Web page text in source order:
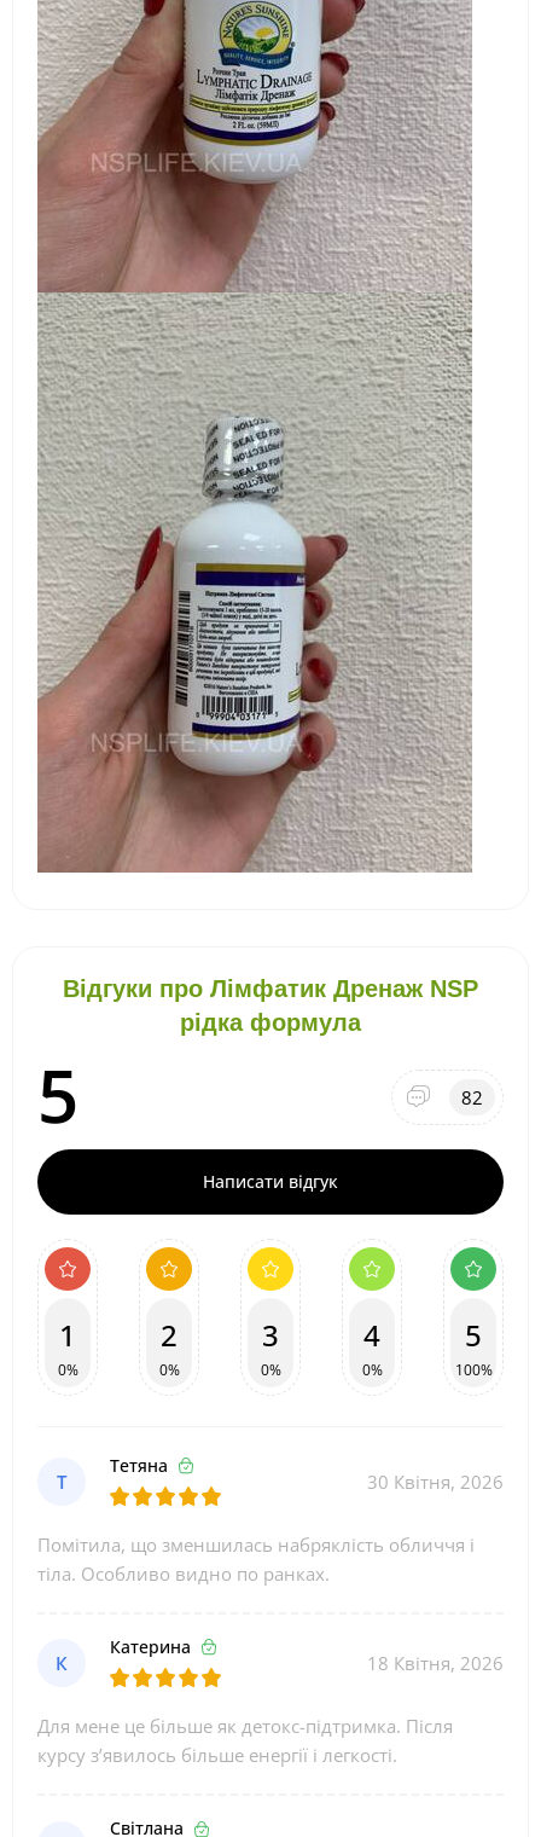
Відгуки про Лімфатик Дренаж NSP
рідка формула
5 82
Написати відгук
1
0%
2
0%
3
0%
4
0%
5
100%
Т
Тетяна
30 Квітня, 2026
Помітила, що зменшилась набряклість обличчя і
тіла. Особливо видно по ранках.
К
Катерина
18 Квітня, 2026
Для мене це більше як детокс-підтримка. Після
курсу з’явилось більше енергії і легкості.
Світлана